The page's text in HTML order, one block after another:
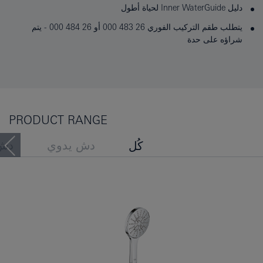
دليل Inner WaterGuide لحياة أطول
يتطلب طقم التركيب الفوري 26 483 000 أو 26 484 000 - يتم
شراؤه على حدة
PRODUCT RANGE
كُل دش يدوي